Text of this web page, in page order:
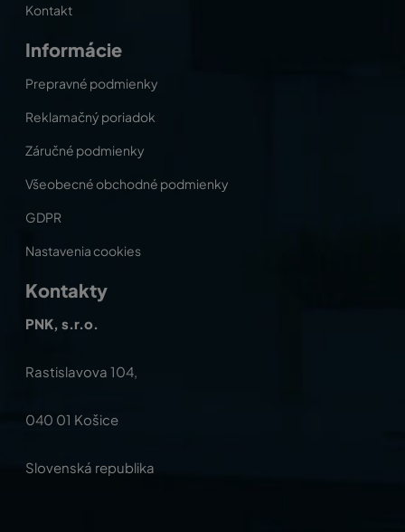
Kontakt
Informácie
Prepravné podmienky
Reklamačný poriadok
Záručné podmienky
Všeobecné obchodné podmienky
GDPR
Nastavenia cookies
Kontakty
PNK, s.r.o.
Rastislavova 104,
040 01 Košice
Slovenská republika